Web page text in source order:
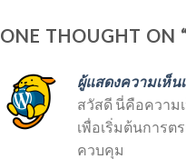
ONE THOUGHT ON
ผู้แสดงความเห็น
สวัสดี นี่คือความ
เพื่อเริ่มต้นการต
ควบคุม